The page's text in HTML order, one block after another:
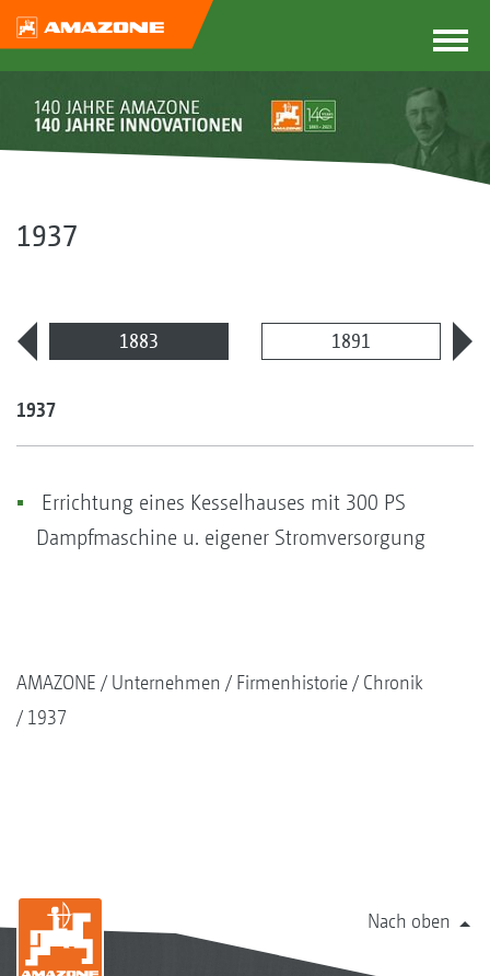
1937
1883 1891
1937
Errichtung eines Kesselhauses mit 300 PS
Dampfmaschine u. eigener Stromversorgung
AMAZONE Unternehmen Firmenhistorie
Chronik
1937
Nach oben